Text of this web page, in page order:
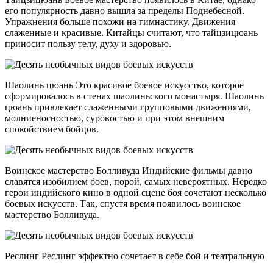
его популярность давно вышла за пределы Поднебесной.
Упражнения больше похожи на гимнастику. Движения
слаженные и красивые. Китайцы считают, что тайцзицюань
приносит пользу телу, духу и здоровью.
Шаолинь цюань Это красивое боевое искусство, которое
сформировалось в стенах шаолиньского монастыря. Шаолинь
цюань привлекает слаженными групповыми движениями,
молниеносностью, суровостью и при этом внешним
спокойствием бойцов.
Воинское мастерство Болливуда Индийские фильмы давно
славятся изобилием боев, порой, самых невероятных. Нередко
герои индийского кино в одной сцене боя сочетают несколько
боевых искусств. Так, спустя время появилось воинское
мастерство Болливуда.
Реслинг Реслинг эффектно сочетает в себе бой и театральную